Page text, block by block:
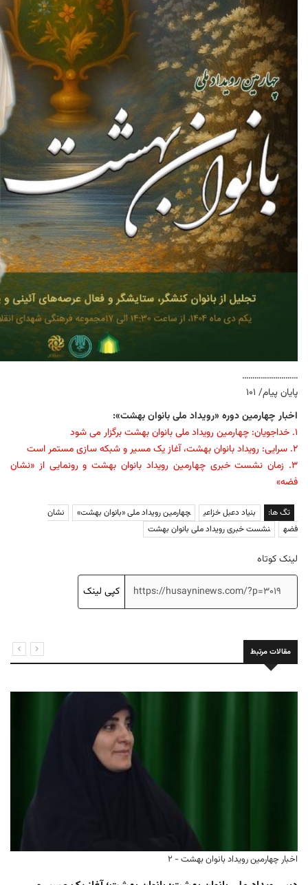
………………………
پایان پیام/ ۱۰۱
اخبار چهارمین دوره «رویداد ملی بانوان بهشت»:
۱. خداجویان: چهارمین رویداد ملی بانوان بهشت برگزار می شود
۲. سرایی: رویداد بانوان بهشت، آغاز یک مسیر و شبکه سازی مستمر است
۳. زمان نشست خبری چهارمین رویداد بانوان بهشت و رونمایی از «نشان
فضه»
تگ ها: بنیاد دعبل خزاعی چهارمین رویداد ملی «بانوان بهشت»
نشان
فضه
نشست خبری رویداد ملی بانوان بهشت
لینک کوتاه
کپی لینک
مقالات مرتبط
اخبار چهارمین رویداد بانوان بهشت - ۲